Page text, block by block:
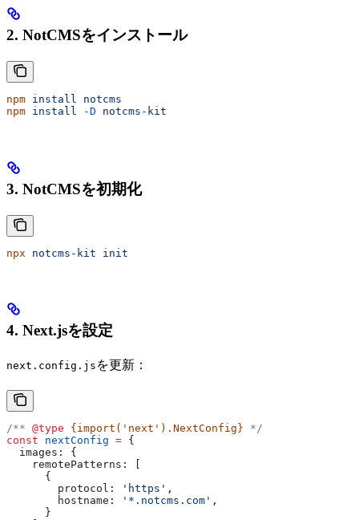
2. NotCMSをインストール
npm install notcms
npm install -D notcms-kit
3. NotCMSを初期化
npx notcms-kit init
4. Next.jsを設定
next.config.js を更新：
/** @type {import('next').NextConfig} */
const nextConfig = {
  images:
{
    remotePatterns:
      {
        protocol:
'https' ,
        hostname:
'*.notcms.com' ,
      }